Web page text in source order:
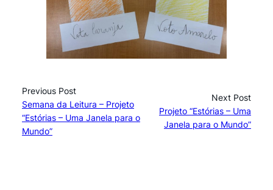
Previous Post
Semana da Leitura – Projeto
“Estórias – Uma Janela para o
Mundo”
Next Post
Projeto “Estórias – Uma
Janela para o Mundo”